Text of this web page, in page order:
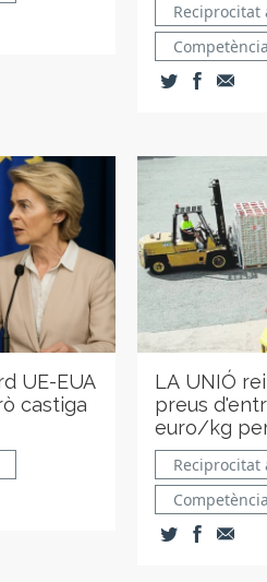
Reciprocitat
UE-EUA
castiga
LA UNIÓ
preus
euro/kg
Reciprocitat